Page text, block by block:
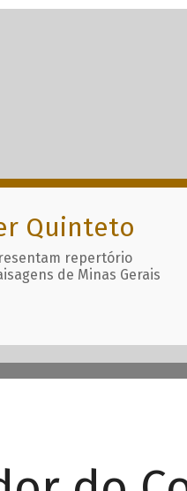
Quinteto
repertório
de Minas Gerais